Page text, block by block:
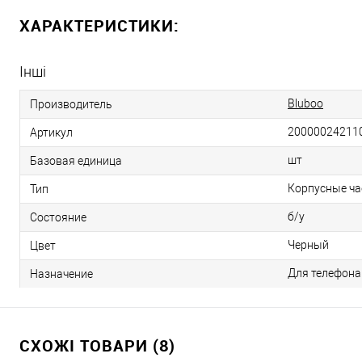
ХАРАКТЕРИСТИКИ:
Інші
Производитель Bluboo
Артикул
Базовая единица шт
Тип Корпусные
Состояние б/у
Цвет Черный
Назначение Для телефона
СХОЖІ ТОВАРИ (8)